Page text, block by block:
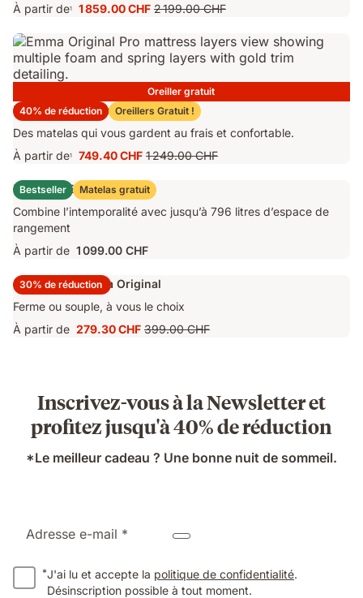
À partir de1
Prix
1 859.00 CHF Prix
2 199.00 CHF
2 199.00 CHF
Oreiller gratuit
40% de réduction
Oreillers Gratuit !
Matelas Emma Original Pro
Des matelas qui vous gardent au frais et confortable.
À partir de1
Prix
749.40 CHF
749.40 CHF Prix
d'origine
1 249.00 CHF
1 249.00 CHF
Bestseller Matelas gratuit
Lit Coffre Emma Original
Combine l’intemporalité avec jusqu’à 796 litres d’espace de
rangement
À partir de 1 099.00 CHF
30% de réduction
Surmatelas Emma Original
Ferme ou souple, à vous le choix
À partir de Prix
279.30 CHF Prix
399.00 CHF
Inscrivez-vous à la Newsletter et
profitez jusqu'à 40% de réduction
*Le meilleur cadeau ? Une bonne nuit de sommeil.
Adresse e-mail *
*J'ai lu et accepte la politique de confidentialité.
Désinscription possible à tout moment.